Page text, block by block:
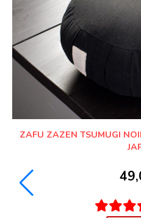
ZAFU ZAZEN TSUMUGI